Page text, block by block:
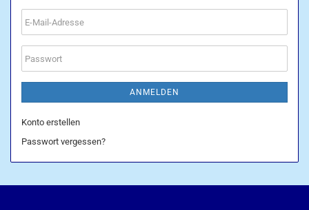
E-
Mail-
Adresse
Passwort
ANMELDEN
Konto erstellen
Passwort vergessen?